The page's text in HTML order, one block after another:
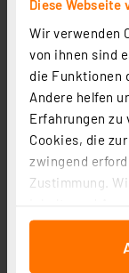
Diese Webseite
Wir verwenden
von ihnen sind
die Funktionen
Andere helfen
Erfahrungen zu
Cookies, die
zwingend
Zustimmung.
für soziale
auf unsere
wir
alternativen
versehen
Einige Videos
keine
Auf einzelnen
Element die